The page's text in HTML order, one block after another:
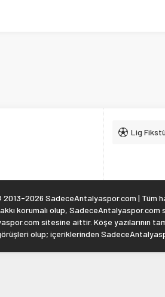
Lig
2026 SadeceAntalyaspor.com | Tüm
korumalı olup, SadeceAntalyaspor.com
sitesine aittir. Köşe yazılarının
olup; içeriklerinden